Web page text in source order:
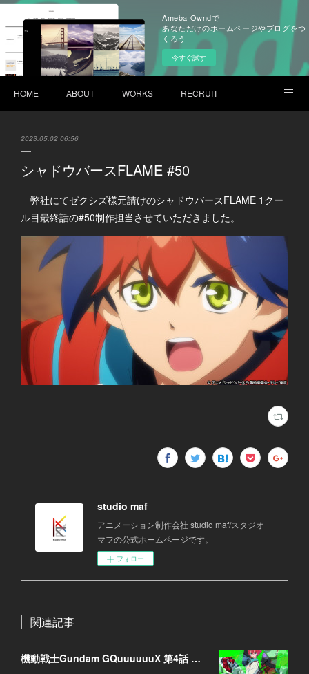
Ameba Owndで
あなただけのホームページやブログをつ
くろう
今すぐ試す
HOME ABOUT WORKS RECRUIT
2023.05.02 06:56
シャドウバースFLAME #50
弊社にてゼクシズ様元請けのシャドウバースFLAME 1クー
ル目最終話の#50制作担当させていただきました。
studio maf
アニメーション制作会社 studio maf/スタジオ
マフの公式ホームページです。
フォロー
関連記事
機動戦士Gundam GQuuuuuuX 第4話 作画協力